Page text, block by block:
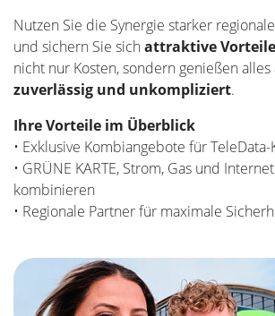
Nutzen Sie die Synergie starker
und sichern Sie sichattraktive Vorteile
nicht nur Kosten, sondern genießen
zuverlässig und unkompliziert.
Ihre Vorteile im Überblick
• Exklusive Kombiangebote für
• GRÜNE KARTE, Strom, Gas und
kombinieren
• Regionale Partner für maximale